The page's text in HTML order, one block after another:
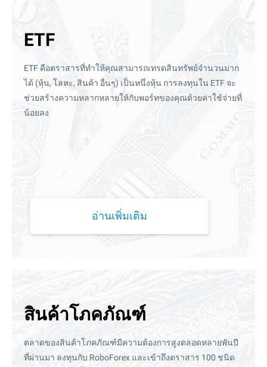
ETF
ETF คือตราสารที่ทำให้คุณสามารถเทรดสินทรัพย์จำนวนมาก
ได้ (หุ้น, โลหะ, สินค้า อื่นๆ) เป็นหนึ่งหุ้น การลงทุนใน ETF จะ
ช่วยสร้างความหลากหลายให้กับพอร์ทของคุณด้วยค่าใช้จ่ายที่
น้อยลง
อ่านเพิ่มเติม
สินค้าโภคภัณฑ์
ตลาดของสินค้าโภคภัณฑ์มีความต้องการสูงตลอดหลายพันปี
ที่ผ่านมา ลงทุนกับ RoboForex และเข้าถึงตราสาร 100 ชนิด